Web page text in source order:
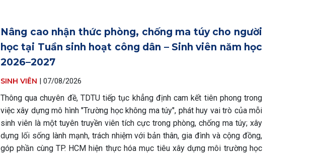
Nâng cao nhận thức phòng, chống ma túy cho người
học tại Tuần sinh hoạt công dân – Sinh viên năm học
2026–2027
SINH VIÊN | 07/08/2026
Thông qua chuyên đề, TDTU tiếp tục khẳng định cam kết tiên phong trong
việc xây dựng mô hình "Trường học không ma túy", phát huy vai trò của mỗi
sinh viên là một tuyên truyền viên tích cực trong phòng, chống ma túy; xây
dựng lối sống lành mạnh, trách nhiệm với bản thân, gia đình và cộng đồng,
góp phần cùng TP. HCM hiện thực hóa mục tiêu xây dựng môi trường học